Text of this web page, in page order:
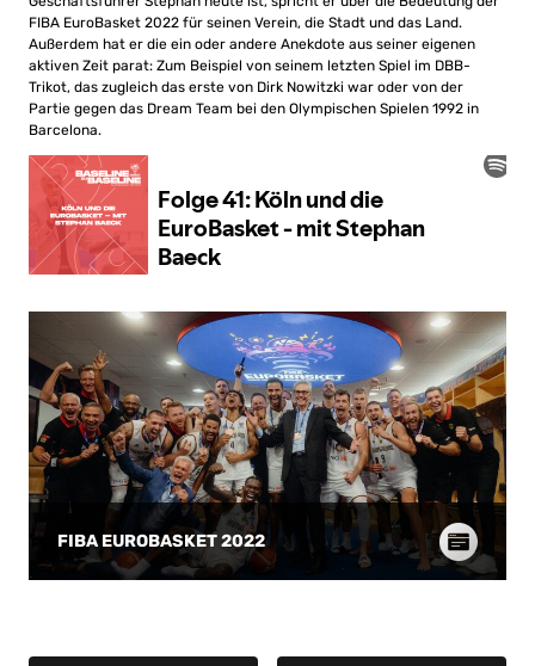
FIBA EuroBasket 2022 für seinen Verein, die Stadt und das Land.
Außerdem hat er die ein oder andere Anekdote aus seiner eigenen
aktiven Zeit parat: Zum Beispiel von seinem letzten Spiel im DBB-
Trikot, das zugleich das erste von Dirk Nowitzki war oder von der
Partie gegen das Dream Team bei den Olympischen Spielen 1992 in
Barcelona.
FIBA EUROBASKET 2022